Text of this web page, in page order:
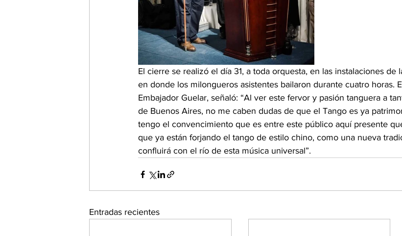
El cierre se realizó el día 31, a toda orquesta, en las instalaciones de
en donde los milongueros asistentes bailaron durante cuatro horas.
Embajador Guelar, señaló: “Al ver este fervor y pasión tanguera a
de Buenos Aires, no me caben dudas de que el Tango es ya
tengo el convencimiento que es entre este público aquí presente
que ya están forjando el tango de estilo chino, como una nueva
confluirá con el río de esta música universal”.
Entradas recientes